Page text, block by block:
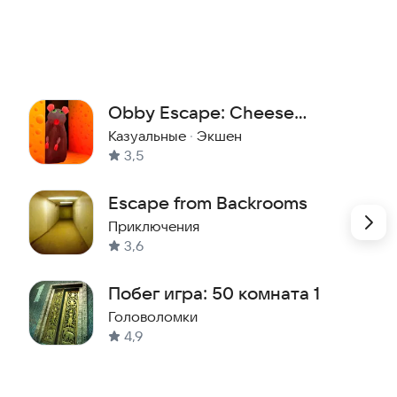
поэтому она отлично подходит даже для
Obby Escape: Cheese
Breakout
Казуальные · Экшен
3,5
Escape from Backrooms
Приключения
3,6
Побег игра: 50 комната 1
Головоломки
4,9